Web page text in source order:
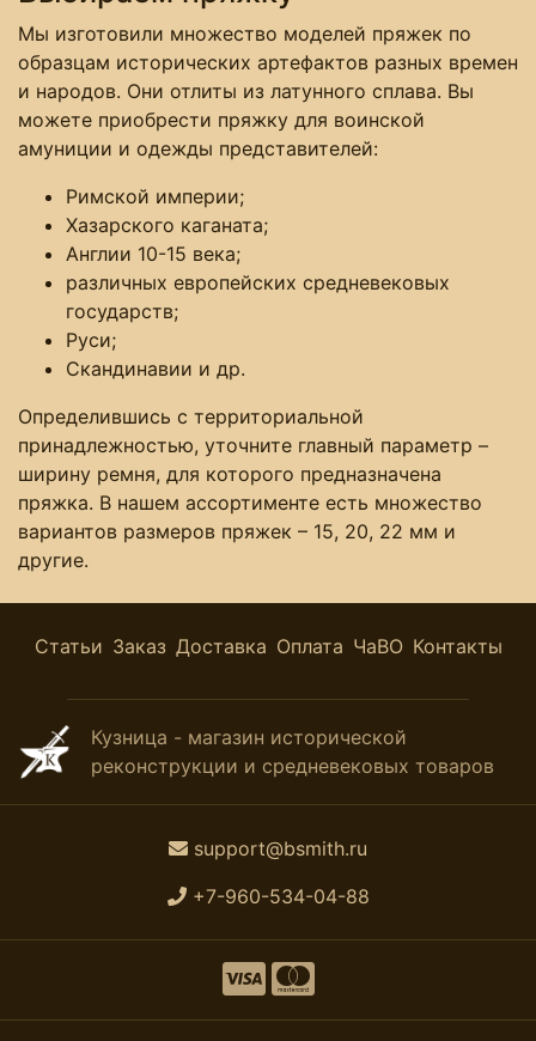
Мы изготовили множество моделей пряжек по
образцам исторических артефактов разных времен
и народов. Они отлиты из латунного сплава. Вы
можете приобрести пряжку для воинской
амуниции и одежды представителей:
Римской империи;
Хазарского каганата;
Англии 10-15 века;
различных европейских средневековых
государств;
Руси;
Скандинавии и др.
Определившись с территориальной
принадлежностью, уточните главный параметр –
ширину ремня, для которого предназначена
пряжка. В нашем ассортименте есть множество
вариантов размеров пряжек – 15, 20, 22 мм и
другие.
Статьи Заказ Доставка Оплата ЧаВО Контакты
Кузница - магазин исторической
реконструкции и средневековых товаров
support@bsmith.ru
+7-960-534-04-88